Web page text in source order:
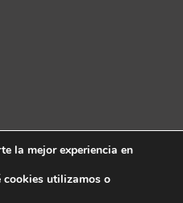
la mejor experiencia en
cookies utilizamos o